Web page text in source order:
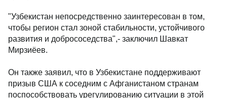
"Узбекистан непосредственно заинтересован в том,
чтобы регион стал зоной стабильности, устойчивого
развития и добрососедства",- заключил Шавкат
Мирзиёев.
Он также заявил, что в Узбекистане поддерживают
призыв США к соседним с Афганистаном странам
поспособствовать урегулированию ситуации в этой